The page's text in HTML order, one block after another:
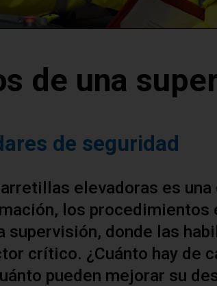
de una
de seguridad
elevadoras es
los procedimientos
supervisión, donde las
crítico. ¿Cuánto hay de
pueden mejorar su